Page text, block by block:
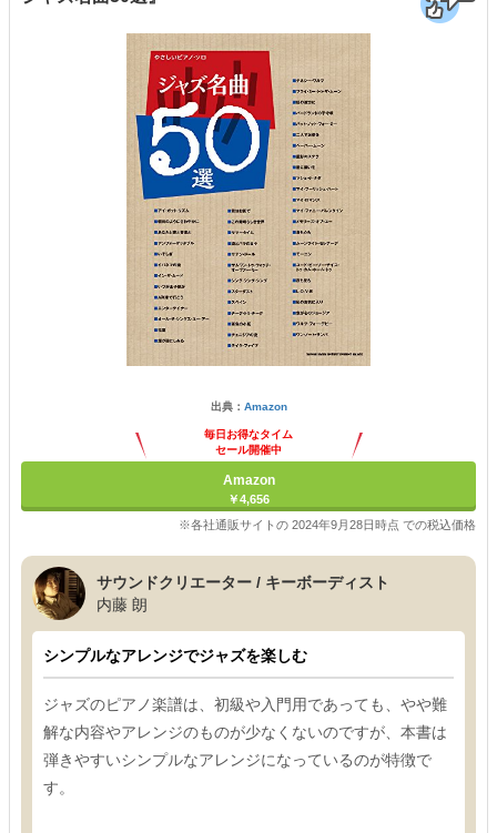
出典： Amazon
毎日お得なタイム
セール開催中
Amazon
￥4,656
※各社通販サイトの 2024年9月28日時点 での税込価格
サウンドクリエーター / キーボーディスト
内藤 朗
シンプルなアレンジでジャズを楽しむ
ジャズのピアノ楽譜は、初級や入門用であっても、やや難
解な内容やアレンジのものが少なくないのですが、本書は
弾きやすいシンプルなアレンジになっているのが特徴で
す。